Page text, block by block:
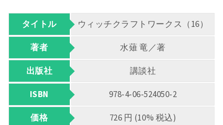
タイトル ウィッチクラフトワークス（16）
著者 水薙 竜／著
出版社 講談社
ISBN 978-4-06-524050-2
価格 726 円 (10% 税込)